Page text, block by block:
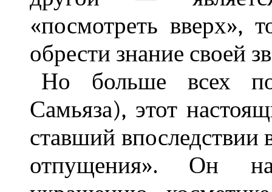
«посмотреть вверх»,
обрести знание своей
Но больше всех
Самьяза), этот
ставший впоследствии
отпущения». Он